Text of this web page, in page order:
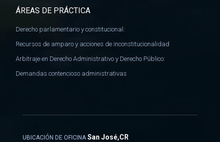
ÁREAS DE PRÁCTICA
Derecho parlamentario y constitucional:
Recursos de amparo y acciones de inconstitucionalidad
Arbitraje en Derecho Administrativo y Derecho Público:
Demandas contencioso administrativas
UBICACIÓN DE OFICINASan José,CR